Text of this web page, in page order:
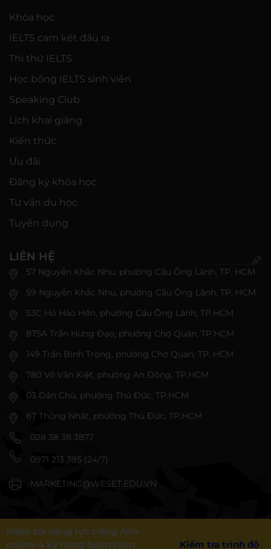
Khóa học
IELTS cam kết đầu ra
Thi thử IELTS
Học bổng IELTS sinh viên
Speaking Club
Lịch khai giảng
Kiến thức
Ưu đãi
Đăng ký khóa học
Tư vấn du học
Tuyển dụng
LIÊN HỆ
57 Nguyễn Khắc Nhu, phường Cầu Ông Lãnh, TP. HCM
59 Nguyễn Khắc Nhu, phường Cầu Ông Lãnh, TP. HCM
53C Hồ Hảo Hớn, phường Cầu Ông Lãnh, TP.HCM
875A Trần Hưng Đạo, phường Chợ Quán, TP.HCM
149 Trần Bình Trọng, phường Chợ Quán, TP. HCM
780 Võ Văn Kiệt, phường An Đông, TP.HCM
03 Dân Chủ, phường Thủ Đức, TP.HCM
67 Thống Nhất, phường Thủ Đức, TP.HCM
028 38 38 3877
0971 213 395 (24/7)
MARKETING@WESET.EDU.VN
Kiểm tra năng lực tiếng Anh
online 4 kỹ năng hoàn toàn
Kiểm tra trình độ